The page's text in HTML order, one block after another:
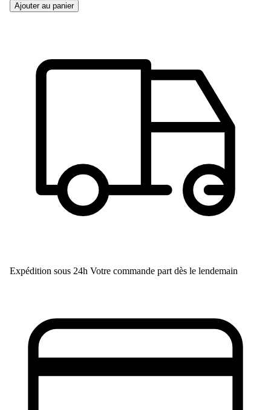
Ajouter au panier
Expédition sous 24h Votre commande part dès le lendemain